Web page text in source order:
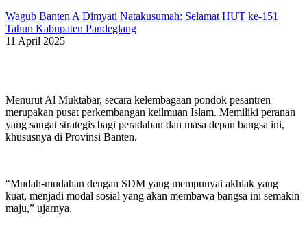
Wagub Banten A Dimyati Natakusumah: Selamat HUT ke-151
Tahun Kabupaten Pandeglang
11 April 2025
Menurut Al Muktabar, secara kelembagaan pondok pesantren
merupakan pusat perkembangan keilmuan Islam. Memiliki peranan
yang sangat strategis bagi peradaban dan masa depan bangsa ini,
khususnya di Provinsi Banten.
“Mudah-mudahan dengan SDM yang mempunyai akhlak yang
kuat, menjadi modal sosial yang akan membawa bangsa ini semakin
maju,” ujarnya.